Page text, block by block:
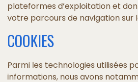
plateformes d’exploitation et
votre parcours de navigation sur
COOKIES
Parmi les technologies utilisées
informations, nous avons